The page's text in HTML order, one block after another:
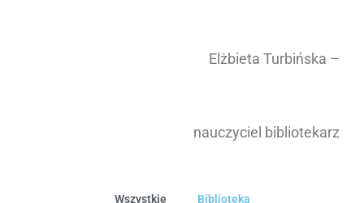
Elżbieta Turbińska –
nauczyciel bibliotekarz
Wszystkie Biblioteka